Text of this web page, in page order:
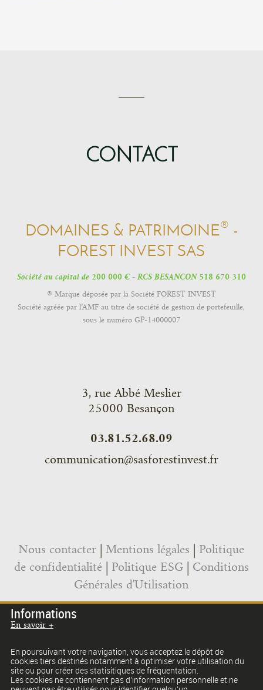
Informations
En savoir +
En poursuivant votre navigation, vous acceptez le dépôt de
cookies tiers destinés notamment à optimiser votre utilisation du
site ou pour créer des statisitiques de fréquentation.
Les cookies ne contiennent pas d’information personnelle et ne
CONTACT
DOMAINES & PATRIMOINE® -
FOREST INVEST SAS
Société au capital de 200 000 € - RCS BESANCON 518 670 310
® Marque déposée par la Société FOREST INVEST
Société agréée par l’AMF au titre de société de gestion de portefeuille,
sous le numéro GP-14000007
3, rue Abbé Meslier
25000 Besançon
03.81.52.68.09
communication@sasforestinvest.fr
Nous contacter Mentions légales
Politique
de confidentialité| Politique ESG| Conditions
Générales d'Utilisation
ACCÈS SOCIÉTAIRES